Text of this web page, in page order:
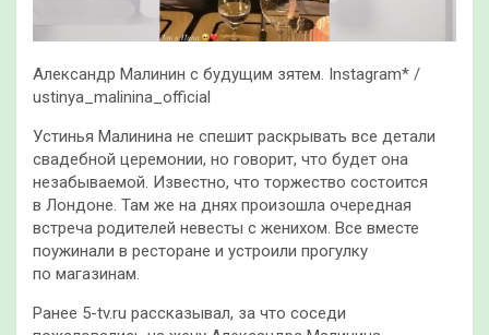
Александр Малинин с будущим зятем. Instagram* /
ustinya_malinina_official
Устинья Малинина не спешит раскрывать все детали
свадебной церемонии, но говорит, что будет она
незабываемой. Известно, что торжество состоится
в Лондоне. Там же на днях произошла очередная
встреча родителей невесты с женихом. Все вместе
поужинали в ресторане и устроили прогулку
по магазинам.
Ранее 5-tv.ru рассказывал, за что соседи